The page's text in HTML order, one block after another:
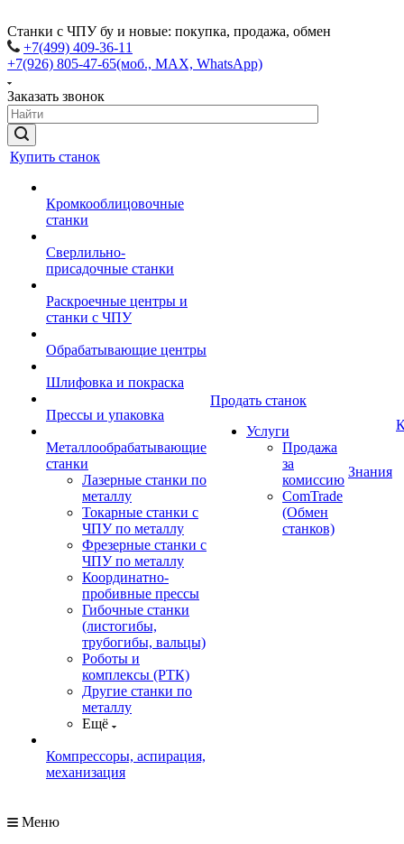
Станки с ЧПУ бу и новые: покупка, продажа, обмен
+7(499) 409-36-11
+7(926) 805-47-65(моб., MAX, WhatsApp)
Заказать звонок
Купить станок
Кромкооблицовочные
станки
Сверлильно-
присадочные станки
Раскроечные центры и
станки с ЧПУ
Обрабатывающие центры
Шлифовка и покраска
Прессы и упаковка
Металлообрабатывающие
станки
Лазерные станки по
металлу
Токарные станки с
ЧПУ по металлу
Фрезерные станки с
ЧПУ по металлу
Координатно-
пробивные прессы
Гибочные станки
(листогибы,
трубогибы, вальцы)
Роботы и
комплексы (РТК)
Другие станки по
металлу
Ещё
Компрессоры, аспирация,
механизация
Продать станок
Услуги
Продажа
за
комиссию
ComTrade
(Обмен
станков)
Знания
Меню